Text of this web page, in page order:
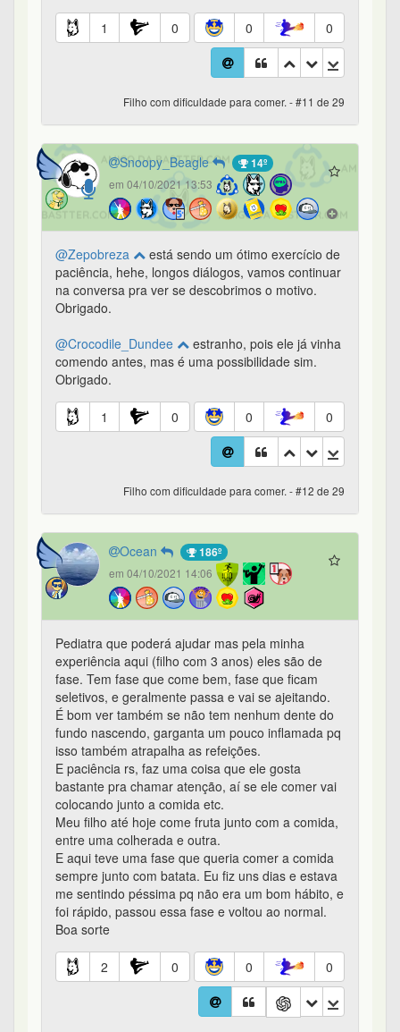
1 0 0 0
Filho com dificuldade para comer. - #11 de 29
Snoopy_Beagle 14º
em 04/10/2021 13:53
@Zepobreza
está sendo um ótimo exercício de
paciência, hehe, longos diálogos, vamos continuar
na conversa pra ver se descobrimos o motivo.
Obrigado.
@Crocodile_Dundee
estranho, pois ele já vinha
comendo antes, mas é uma possibilidade sim.
Obrigado.
1 0 0 0
Filho com dificuldade para comer. - #12 de 29
Ocean 186º
em 04/10/2021 14:06
Pediatra que poderá ajudar mas pela minha
experiência aqui (filho com 3 anos) eles são de
fase. Tem fase que come bem, fase que ficam
seletivos, e geralmente passa e vai se ajeitando.
É bom ver também se não tem nenhum dente do
fundo nascendo, garganta um pouco inflamada pq
isso também atrapalha as refeições.
E paciência rs, faz uma coisa que ele gosta
bastante pra chamar atenção, aí se ele comer vai
colocando junto a comida etc.
Meu filho até hoje come fruta junto com a comida,
entre uma colherada e outra.
E aqui teve uma fase que queria comer a comida
sempre junto com batata. Eu fiz uns dias e estava
me sentindo péssima pq não era um bom hábito, e
foi rápido, passou essa fase e voltou ao normal.
Boa sorte
2 0 0 0